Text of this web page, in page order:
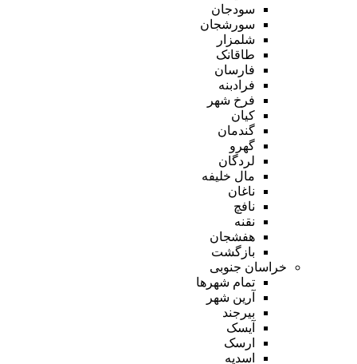
سودجان
سورشجان
شلمزار
طاقانک
فارسان
فرادبنه
فرخ شهر
کیان
گندمان
گهرو
لردگان
مال خلیفه
ناغان
نافچ
نقنه
هفشجان
بازگشت
خراسان جنوبی
تمام شهر‌ها
آرین شهر
بیرجند
آیسک
ارسک
اسدیه